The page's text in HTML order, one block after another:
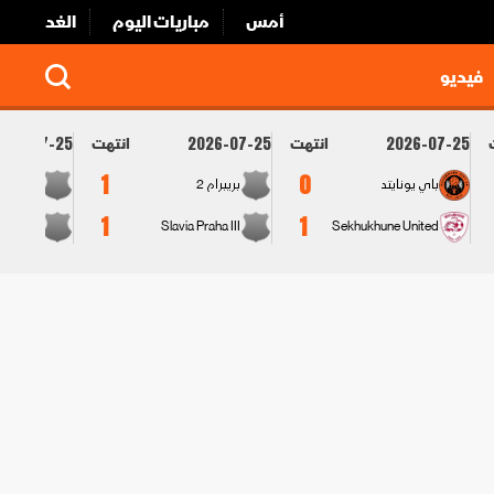
أمس مباريات اليوم
الغد
فيديو
2026-07-25 انتهت
باي يونايتد 0
Sekhukhune United
1
2026-07-25 انتهت
بريبرام 2 1
Slavia Praha III
1
07-25